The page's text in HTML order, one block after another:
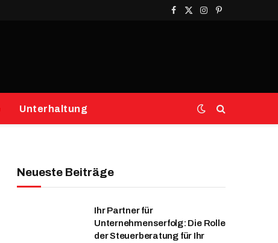
Facebook
X
Instagram
Pinterest
Unterhaltung
Neueste Beiträge
Ihr Partner für
Unternehmenserfolg: Die Rolle
der Steuerberatung für Ihr